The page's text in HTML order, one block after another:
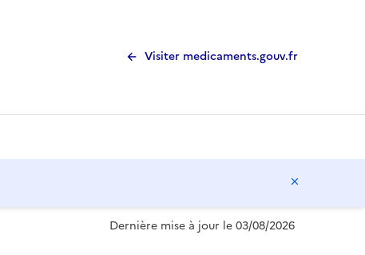
Visiter medicaments.gouv.fr
Dernière mise à jour le 03/08/2026